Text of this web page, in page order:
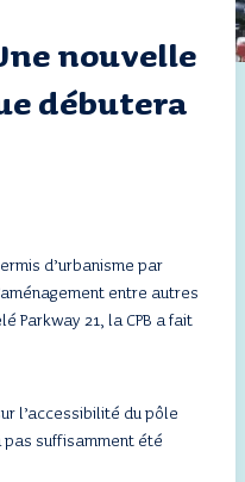
nouvelle
débutera
d’urbanisme par
entre autres
Parkway 21, la CPB a fait
l’accessibilité du pôle
pas suffisamment été